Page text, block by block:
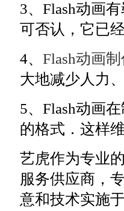
3、Flash动画
可否认，它已
4、 Flash动画
大地减少人力
5、Flash动画
的格式．这样
艺虎作为专业
服务供应商，
意和技术实施